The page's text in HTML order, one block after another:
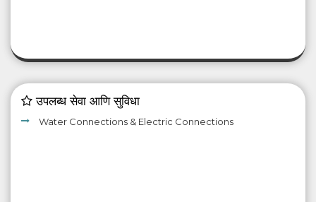
उपलब्ध सेवा आणि सुविधा
Water Connections & Electric Connections